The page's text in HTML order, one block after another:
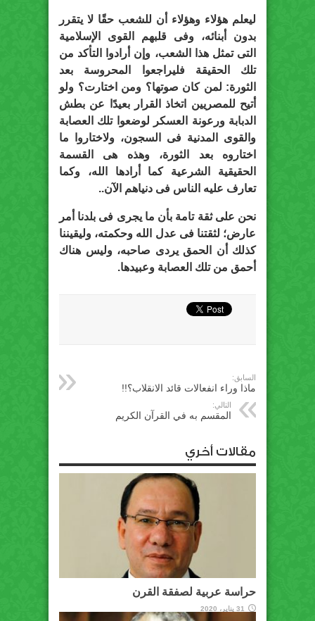
ليعلم هؤلاء وهؤلاء أن للشعب حقًا لا يتقرر
بدون أبنائه، وفى قلبهم القوى الإسلامية
التى تمثل هذا الشعب، وإن أرادوا التأكد من
تلك الحقيقة فليراجعوا المحروسة بعد
الثورة: لمن كان صوتها؟ ومن اختارت؟ ولو
أتيح للمصريين اتخاذ القرار بعيدًا عن بطش
الدبابة ورعونة العسكر لوضعوا تلك العصابة
والقوى المدنية فى السجون، ولاختاروا ما
اختاروه بعد الثورة، وهذه هى القسمة
الحقيقية الشرعية كما أرادها الله، وكما
تعارف عليه الناس فى دنياهم الآن..
نحن على ثقة تامة بأن ما يجرى فى بلدنا أمر
عارض؛ لثقتنا فى عدل الله وحكمته، وليقيننا
كذلك أن الحمق يردى صاحبه، وليس هناك
أحمق من تلك العصابة وعبيدها.
السابق:
ماذا وراء انفعالات قائد الانقلاب؟!!
التالي:
المقسم به في القرآن الكريم
مقالات أخري
حراسة عربية لصفقة القرن
31 يناير، 2020